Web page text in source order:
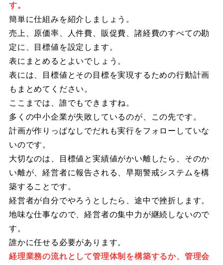
す。
簡単に仕組みを紹介しましょう。
売上、原価率、人件費、販促費、諸経費のすべての勘
定に、目標値を設定します。
表にまとめるとよいでしょう。
表には、目標値とその目標を実現するための行動計画
もまとめてください。
ここまでは、誰でもできますね。
多くの中小企業が失敗しているのが、この先です。
計画が作りっぱなしでだれも実行をフォローしていな
いのです。
大切なのは、目標値と実績値がかい離したら、そのか
い離が、経営者に報告される、早期警戒システムを構
築することです。
経営者が自分でやろうとしたら、途中で挫折します。
地味な仕事なので、経営者の集中力が継続しないので
す。
誰かに任せる必要があります。
経理業務の流れとして管理体制を構築するか、管理会